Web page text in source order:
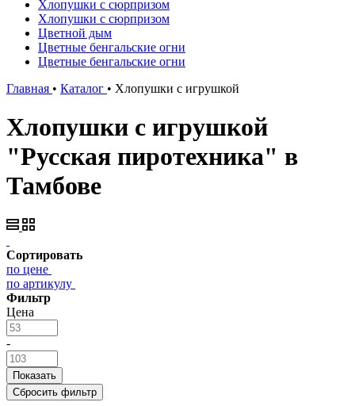
Хлопушки с сюрпризом
Хлопушки с сюрпризом
Цветной дым
Цветные бенгальские огни
Цветные бенгальские огни
Главная • Каталог • Хлопушки с игрушкой
Хлопушки с игрушкой
"Русская пиротехника" в
Тамбове
Сортировать
по цене
по артикулу
Фильтр
Цена
-